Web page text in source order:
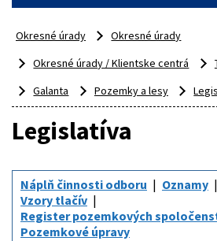
Okresné úrady
Okresné úrady
Okresné úrady / Klientske centrá
Galanta
Pozemky a lesy
Legislatíva
Náplň činnosti odboru Oznamy
Vzory tlačív
Register pozemkových
Pozemkové úpravy